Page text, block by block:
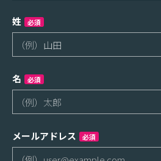
姓 必須
名 必須
メールアドレス 必須